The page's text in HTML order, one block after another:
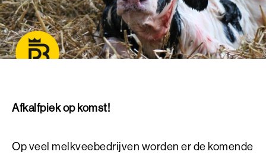
Afkalfpiek op komst!
Op veel melkveebedrijven worden er de komende